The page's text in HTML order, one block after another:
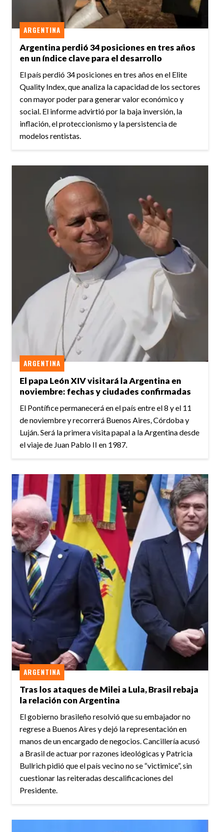
Argentina perdió 34 posiciones en tres años
en un índice clave para el desarrollo
ARGENTINA
El país perdió 34 posiciones en tres años en el Elite
Quality Index, que analiza la capacidad de los sectores
con mayor poder para generar valor económico y
social. El informe advirtió por la baja inversión, la
inflación, el proteccionismo y la persistencia de
modelos rentistas.
El papa León XIV visitará la Argentina en
noviembre: fechas y ciudades confirmadas
ARGENTINA
El Pontífice permanecerá en el país entre el 8 y el 11
de noviembre y recorrerá Buenos Aires, Córdoba y
Luján. Será la primera visita papal a la Argentina desde
el viaje de Juan Pablo II en 1987.
Tras los ataques de Milei a Lula, Brasil rebaja
la relación con Argentina
ARGENTINA
El gobierno brasileño resolvió que su embajador no
regrese a Buenos Aires y dejó la representación en
manos de un encargado de negocios. Cancillería acusó
a Brasil de actuar por razones ideológicas y Patricia
Bullrich pidió que el país vecino no se “victimice”, sin
cuestionar las reiteradas descalificaciones del
Presidente.